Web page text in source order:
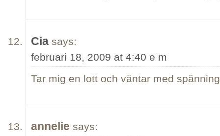
Cia says:
februari 18, 2009 at 4:40 e m
Tar mig en lott och väntar med
annelie says: